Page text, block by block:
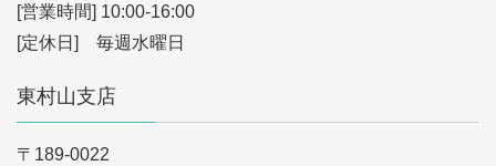
[営業時間] 10:00-16:00
[定休日] 毎週水曜日
東村山支店
〒189-0022